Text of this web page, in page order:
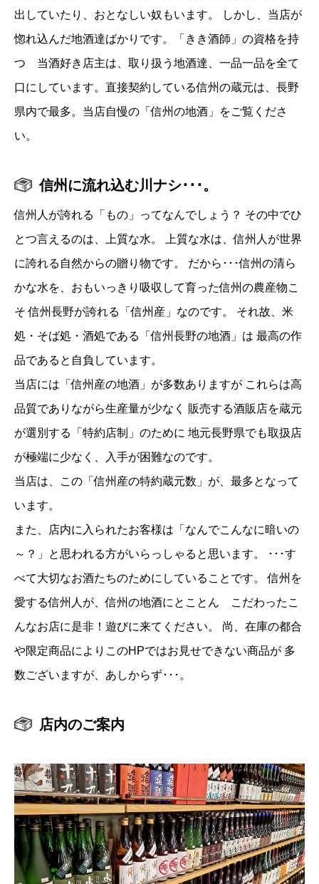
出していたり、おとなしい奴もいます。 しかし、当店が
惚れ込んだ地酒達ばかりです。「きき酒師」の資格を持
つ 当酒好き店主は、取り扱う地酒達、一品一品を全て
口にしています。直接契約している信州の蔵元は、長野
県内で最多。当店自慢の「信州の地酒」をご覧くださ
い。
信州に流れ込む川ナシ･･･。
信州人が誇れる「もの」ってなんでしょう？ その中でひ
とつ言えるのは、上質な水。 上質な水は、信州人が世界
に誇れる自然からの贈り物です。 だから･･･信州の清ら
かな水を、おもいっきり吸収して育った信州の農産物こ
そ 信州長野が誇れる「信州産」なのです。 それ故、米
処・そば処・酒処である「信州長野の地酒」は 最高の作
品であると自負しています。
当店には「信州産の地酒」が多数ありますが これらは高
品質でありながら生産量が少なく 販売する酒販店を蔵元
が選別する「特約店制」のために 地元長野県でも取扱店
が極端に少なく、入手が困難なのです。
当店は、この「信州産の特約蔵元数」が、最多となって
います。
また、店内に入られたお客様は「なんでこんなに暗いの
～？」と思われる方がいらっしゃると思います。 ･･･す
べて大切なお酒たちのためにしていることです。 信州を
愛する信州人が、信州の地酒にとことん こだわったこ
んなお店に是非！遊びに来てください。 尚、在庫の都合
や限定商品によりこのHPではお見せできない商品が 多
数ございますが、あしからず･･･。
店内のご案内